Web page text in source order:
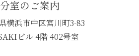
分室のご案内
横浜市中区宮川町3-83
ビル 4階 402号室